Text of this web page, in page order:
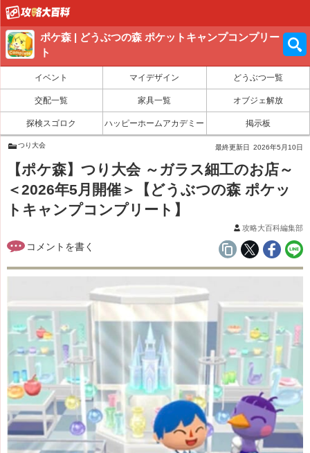
ポケ森 | どうぶつの森 ポケットキャンプコンプリー
ト
イベント マイデザイン どうぶつ一覧
交配一覧 家具一覧 オブジェ解放
探検スゴロク ハッピーホームアカデミー 掲示板
つり大会 最終更新日 2026年5月10日
【ポケ森】つり大会 ～ガラス細工のお店～
＜2026年5月開催＞【どうぶつの森 ポケッ
トキャンプコンプリート】
攻略大百科編集部